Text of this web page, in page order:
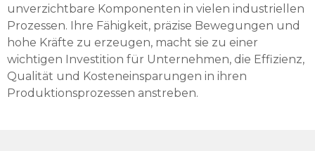
unverzichtbare Komponenten in vielen industriellen
Prozessen. Ihre Fähigkeit, präzise Bewegungen und
hohe Kräfte zu erzeugen, macht sie zu einer
wichtigen Investition für Unternehmen, die Effizienz,
Qualität und Kosteneinsparungen in ihren
Produktionsprozessen anstreben.